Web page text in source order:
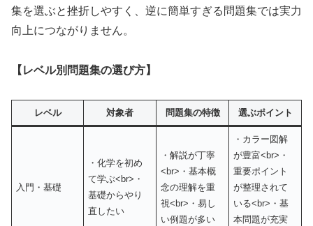
集を選ぶと挫折しやすく、逆に簡単すぎる問題集では実力
向上につながりません。
【レベル別問題集の選び方】
レベル 対象者 問題集の特徴 選ぶポイント
入門・基礎
・化学を初め
て学ぶ<br>・
基礎からやり
直したい
・解説が丁寧
<br>・基本概
念の理解を重
視<br>・易し
い例題が多い
・カラー図解
が豊富<br>・
重要ポイント
が整理されて
いる<br>・基
本問題が充実